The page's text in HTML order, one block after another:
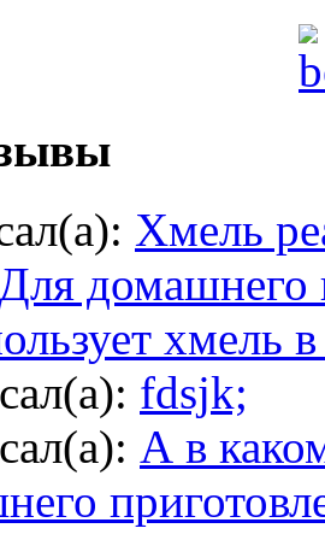
Хмель
хмель
fdsjk;
А в